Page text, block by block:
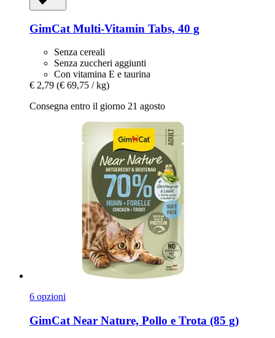
GimCat Multi-​Vitamin Tabs, 40 g
Senza cereali
Senza zuccheri aggiunti
Con vitamina E e taurina
€ 2,79 (€ 69,75 / kg)
Consegna entro il giorno 21 agosto
6 opzioni
GimCat Near Nature, Pollo e Trota (85 g)